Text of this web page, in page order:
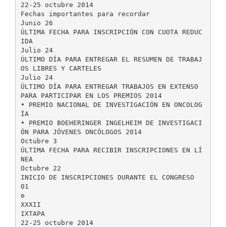
22-25 octubre 2014
Fechas importantes para recordar
Junio 26
ÚLTIMA FECHA PARA INSCRIPCIÓN CON CUOTA REDUC
IDA
Julio 24
ÚLTIMO DÍA PARA ENTREGAR EL RESUMEN DE TRABAJ
OS LIBRES Y CARTELES
Julio 24
ÚLTIMO DÍA PARA ENTREGAR TRABAJOS EN EXTENSO
PARA PARTICIPAR EN LOS PREMIOS 2014
• PREMIO NACIONAL DE INVESTIGACIÓN EN ONCOLOG
ÍA
• PREMIO BOEHERINGER INGELHEIM DE INVESTIGACI
ÓN PARA JÓVENES ONCÓLOGOS 2014
Octubre 3
ÚLTIMA FECHA PARA RECIBIR INSCRIPCIONES EN LÍ
NEA
Octubre 22
INICIO DE INSCRIPCIONES DURANTE EL CONGRESO
01
e
XXXII
IXTAPA
22-25 octubre 2014